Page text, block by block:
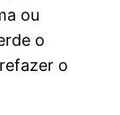
ou
o
o